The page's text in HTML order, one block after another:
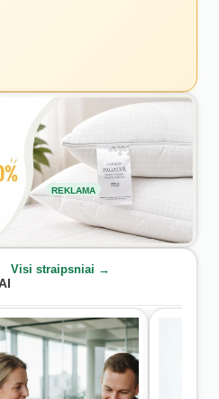
REKLAMA
Visi straipsniai →